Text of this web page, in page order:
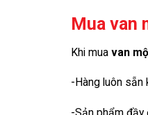
Mua van
Khi mua van
-Hàng luôn sẵn
-Sản phẩm đầy